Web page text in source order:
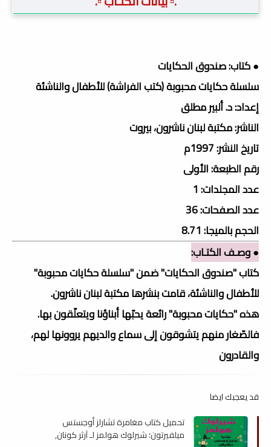
● كتاب: صندوق الحكايات
سلسلة حكايات محبوبة (كتب الفراشة) للأطفال والناشئة
إعداد: د. ألبير مطلق
الناشر: مكتبة لبنان ناشرون، بيروت
تاريخ النشر: 1997م
رقم الطبعة: الأولى
عدد المجلدات: 1
عدد الصفحات: 36
الحجم بالميجا: 8.71
● وصـف الكتـاب:
كتاب "صندوق الحكايات" ضمن "سلسلة حكايات محبوبة"
للأطفال والناشئة، قامت بنشرها مكتبة لبنان ناشرون.
هذه "حكايات محبوبة" رائعة يحبّها أبناؤنا ويتعلّقون بها.
فالصّغار منهم يتشوقون إلى سماع والديهم يروونها لهم،
والقادرون
قد يعجبك ايضا
تحميل كتاب مغامرة تشارلز أوجستس
ميلفيرتون؛ شيرلوك هولمز لـ آرثر كونان,